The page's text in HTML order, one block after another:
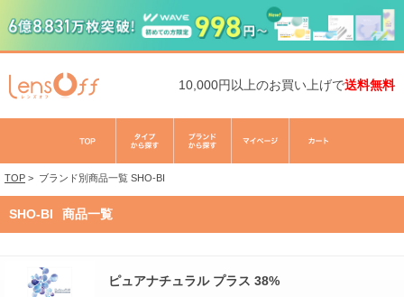
10,000円以上のお買い上げで送料無料
TOP > ブランド別商品一覧 SHO-BI
SHO-BI 商品一覧
ピュアナチュラル プラス 38%